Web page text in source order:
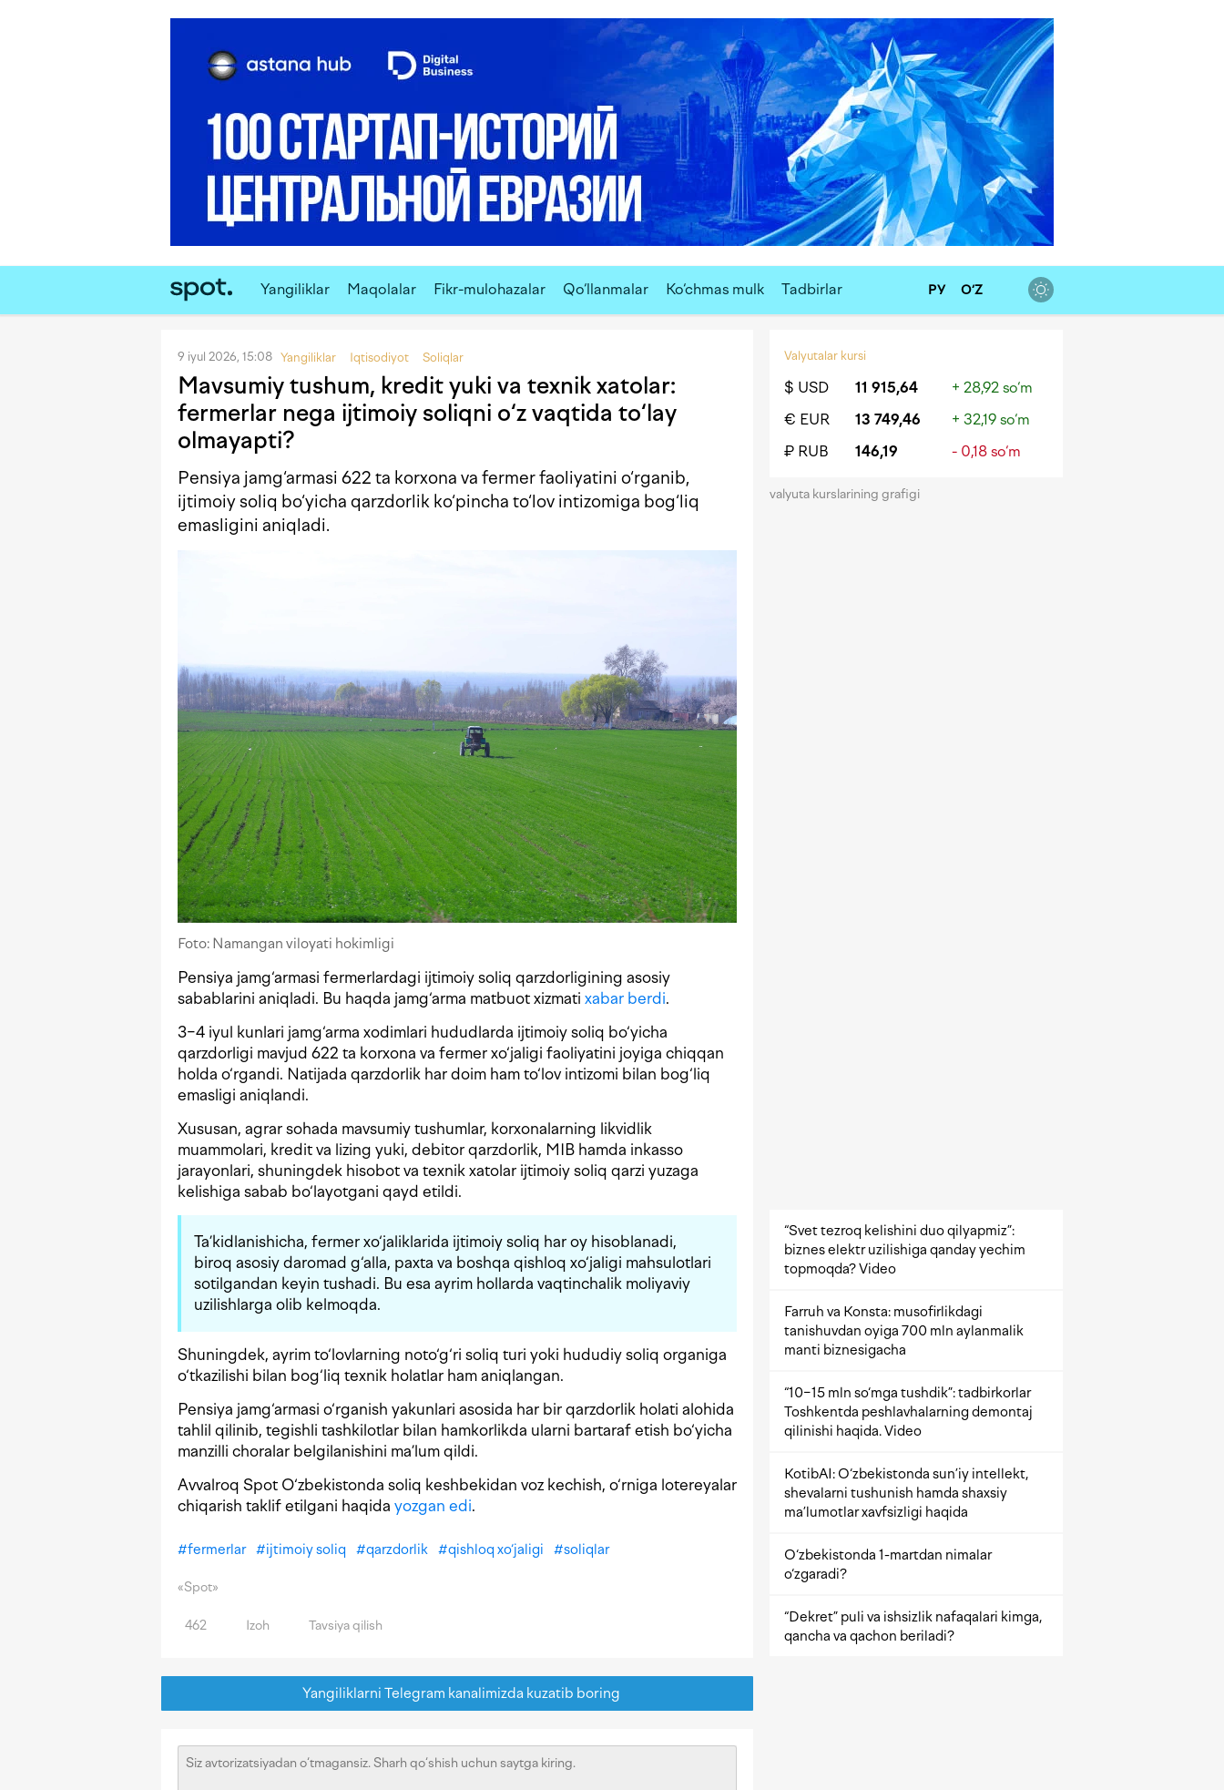
Yangiliklar Maqolalar Fikr-mulohazalar Qo‘llanmalar Ko‘chmas mulk Tadbirlar РУ O‘Z
9 iyul 2026, 15:08 Yangiliklar Iqtisodiyot Soliqlar
Mavsumiy tushum, kredit yuki va texnik xatolar:
fermerlar nega ijtimoiy soliqni o‘z vaqtida to‘lay
olmayapti?
Pensiya jamg‘armasi 622 ta korxona va fermer faoliyatini o‘rganib,
ijtimoiy soliq bo‘yicha qarzdorlik ko‘pincha to‘lov intizomiga bog‘liq
emasligini aniqladi.
Foto: Namangan viloyati hokimligi
Pensiya jamg‘armasi fermerlardagi ijtimoiy soliq qarzdorligining asosiy
sabablarini aniqladi. Bu haqda jamg‘arma matbuot xizmati xabar berdi.
3−4 iyul kunlari jamg‘arma xodimlari hududlarda ijtimoiy soliq bo‘yicha
qarzdorligi mavjud 622 ta korxona va fermer xo‘jaligi faoliyatini joyiga chiqqan
holda o‘rgandi. Natijada qarzdorlik har doim ham to‘lov intizomi bilan bog‘liq
emasligi aniqlandi.
Xususan, agrar sohada mavsumiy tushumlar, korxonalarning likvidlik
muammolari, kredit va lizing yuki, debitor qarzdorlik, MIB hamda inkasso
jarayonlari, shuningdek hisobot va texnik xatolar ijtimoiy soliq qarzi yuzaga
kelishiga sabab bo‘layotgani qayd etildi.
Ta’kidlanishicha, fermer xo‘jaliklarida ijtimoiy soliq har oy hisoblanadi,
biroq asosiy daromad g‘alla, paxta va boshqa qishloq xo‘jaligi mahsulotlari
sotilgandan keyin tushadi. Bu esa ayrim hollarda vaqtinchalik moliyaviy
uzilishlarga olib kelmoqda.
Shuningdek, ayrim to‘lovlarning noto‘g‘ri soliq turi yoki hududiy soliq organiga
o‘tkazilishi bilan bog‘liq texnik holatlar ham aniqlangan.
Pensiya jamg‘armasi o‘rganish yakunlari asosida har bir qarzdorlik holati alohida
tahlil qilinib, tegishli tashkilotlar bilan hamkorlikda ularni bartaraf etish bo‘yicha
manzilli choralar belgilanishini ma’lum qildi.
Avvalroq Spot O‘zbekistonda soliq keshbekidan voz kechish, o‘rniga lotereyalar
chiqarish taklif etilgani haqida yozgan edi.
#fermerlar #ijtimoiy soliq #qarzdorlik #qishloq xo‘jaligi #soliqlar
«Spot»
462 Izoh Tavsiya qilish
Yangiliklarni Telegram kanalimizda kuzatib boring
Valyutalar kursi
$ USD 11 915,64
+ 28,92 so‘m
€ EUR
13 749,46
+ 32,19 so‘m
₽ RUB
146,19 - 0,18 so‘m
valyuta kurslarining grafigi
“Svet tezroq kelishini duo qilyapmiz”:
biznes elektr uzilishiga qanday yechim
topmoqda? Video
Farruh va Konsta: musofirlikdagi
tanishuvdan oyiga 700 mln aylanmalik
manti biznesigacha
“10−15 mln so‘mga tushdik”: tadbirkorlar
Toshkentda peshlavhalarning demontaj
qilinishi haqida. Video
KotibAI: O‘zbekistonda sun’iy intellekt,
shevalarni tushunish hamda shaxsiy
ma’lumotlar xavfsizligi haqida
O‘zbekistonda 1-martdan nimalar
o‘zgaradi?
“Dekret” puli va ishsizlik nafaqalari kimga,
qancha va qachon beriladi?